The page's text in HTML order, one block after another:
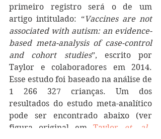
primeiro registro será o de um
artigo intitulado: “Vaccines are not
associated with autism: an evidence-
based meta-analysis of case-control
and cohort studies”, escrito por
Taylor e colaboradores em 2014.
Esse estudo foi baseado na análise de
1 266 327 crianças. Um dos
resultados do estudo meta-analítico
pode ser encontrado abaixo (ver
figura original em Taylor et. al.,